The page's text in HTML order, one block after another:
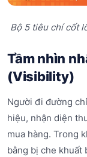
Bộ 5 tiêu chí cốt
Tầm nhìn
(Visibility)
Người đi đường
hiệu, nhận diện
mua hàng. Trong
bằng bị che khuất